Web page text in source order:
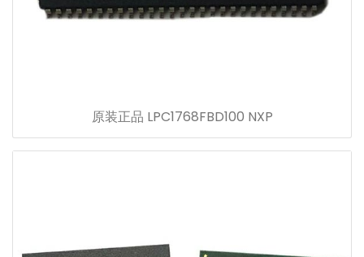
原装正品 LPC1768FBD100 NXP